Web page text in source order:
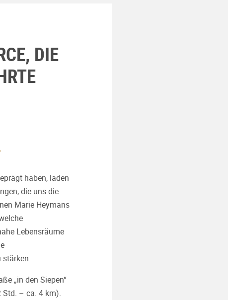
DIE
haben, laden
die uns die
Marie Heymans
Lebensräume
stärken.
„in den Siepen“
Std. – ca. 4 km).